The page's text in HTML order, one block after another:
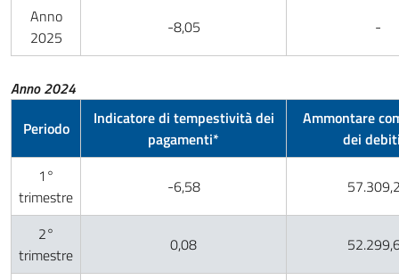
Anno
2025
-8,05 -
Anno 2024
Periodo
Indicatore di tempestività dei
pagamenti*
Ammontare
dei
1°
trimestre
-6,58
2°
trimestre
0,08